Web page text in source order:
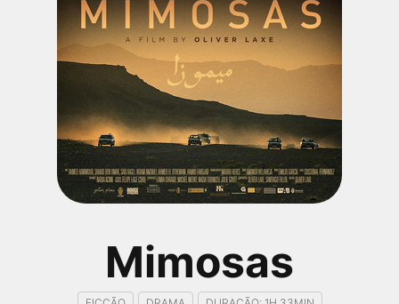
Mimosas
PÁGINA INICIAL
FilmesNoCinema.com.br
é o maior localizador de filmes e
sessões de cinema no Brasil. Através dele, você pode
encontrar os filmes no cinema mais próximos a você ou a
qualquer cidade em território brasileiro. Você pode também
acessar informações sobre cinemas, horários, assistir aos
trailers e muito mais.